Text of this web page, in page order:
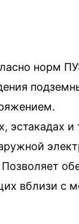
норм
эстакадах
вблизи с